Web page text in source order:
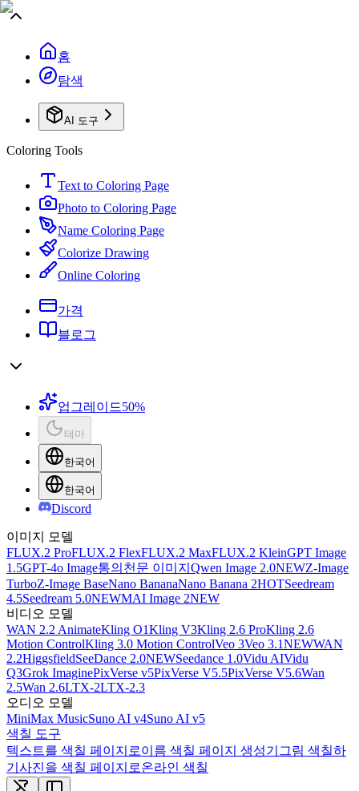
홈
탐색
AI 도구
Coloring Tools
Text to Coloring Page
Photo to Coloring Page
Name Coloring Page
Colorize Drawing
Online Coloring
가격
블로그
업그레이드50%
테마
한국어
한국어
Discord
이미지 모델
FLUX.2 ProFLUX.2 FlexFLUX.2 MaxFLUX.2 KleinGPT Image
1.5GPT-4o Image통의천문 이미지 Qwen Image 2.0NEWZ-Image
TurboZ-Image BaseNano BananaNano Banana 2HOTSeedream
4.5Seedream 5.0NEWMAI Image 2NEW
비디오 모델
WAN 2.2 AnimateKling O1Kling V3Kling 2.6 ProKling 2.6
Motion ControlKling 3.0 Motion ControlVeo 3Veo 3.1NEWWAN
2.2HiggsfieldSeeDance 2.0NEWSeedance 1.0Vidu AIVidu
Q3Grok ImaginePixVerse v5PixVerse V5.5PixVerse V5.6Wan
2.5Wan 2.6LTX-2LTX-2.3
오디오 모델
MiniMax MusicSuno AI v4Suno AI v5
색칠 도구
텍스트를 색칠 페이지로이름 색칠 페이지 생성기 그림 색칠하
기 사진을 색칠 페이지로온라인 색칠